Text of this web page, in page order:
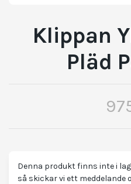
Klippan
Pläd
Denna produkt finns inte i
så skickar vi ett